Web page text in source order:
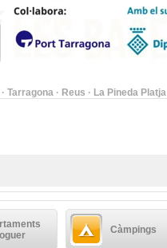
· Tarragona · Reus · La Pineda Platja
Càmpings